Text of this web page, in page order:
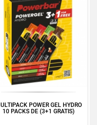
POWER GEL HYDRO
10 PACKS DE (3+1 GRATIS)